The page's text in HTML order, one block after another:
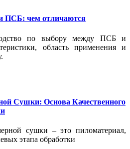
ПСБ: чем отличаются
по выбору между ПСБ и
область применения и
Сушки: Основа Качественного
сушки – это пиломатериал,
этапа обработки